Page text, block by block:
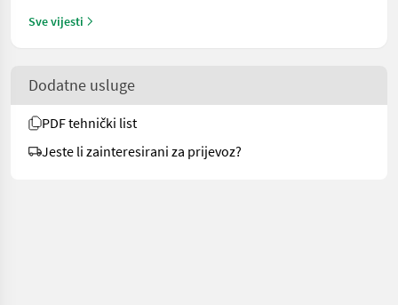
Sve vijesti
Dodatne usluge
PDF tehnički list
Jeste li zainteresirani za prijevoz?